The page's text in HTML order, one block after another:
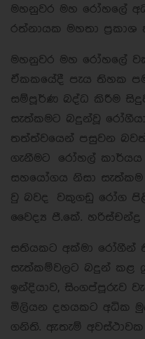
මහනුවර මහ රෝහලේ
රත්නායක මහතා ප්‍රකාශ
මහනුවර මහ රෝහලේ
ඒකකයේදී පැය තිහක
සම්පූර්ණ බද්ධ කිරීම
සැත්කමට බදුන්වූ
තත්ත්වයෙන් පසුවන
ගැනීමට රෝහල්
සහයෝගය නිසා සැත්කම
වු බවද වකුගඩු රෝග
වෛද්‍ය පී.කේ.
සතියකට අක්මා රෝගීන්
සැත්කම්වලට බදුන් කළ
ඉන්දියාව, සිංගප්පූරුව
මිලියන දහයකට අධික
ගනිති. ඇතැම්